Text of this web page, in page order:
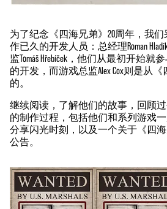
为了纪念《四海兄弟》20周年，我们
作已久的开发人员：总经理Roman
监Tomáš Hřebíček，他们从最初开始
的开发，而游戏总监Alex Cox则是从
的。
继续阅读，了解他们的故事，回顾过
的制作过程，包括他们和系列游戏
分享闪光时刻，以及一个关于《四
公告。